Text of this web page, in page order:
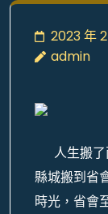
2023 年
admin
人生搬了
縣城搬到省
時光，省會